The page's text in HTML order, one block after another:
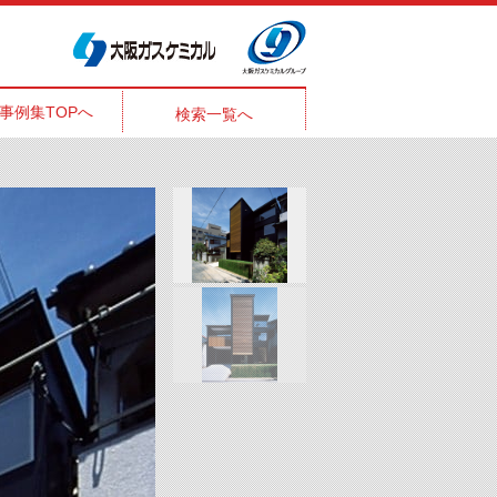
例集TOPへ 検索一覧へ